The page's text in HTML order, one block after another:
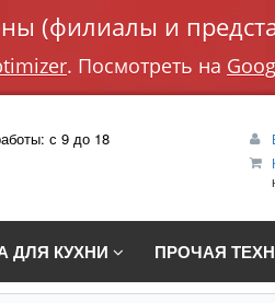
(филиалы и
. Посмотреть на
с 9 до 18
ДЛЯ КУХНИ ПРОЧАЯ